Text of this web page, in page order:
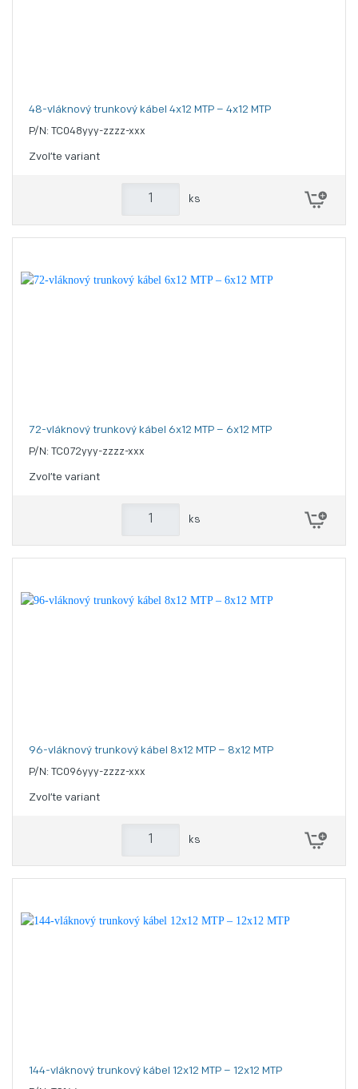
48-vláknový trunkový kábel 4x12 MTP – 4x12 MTP
P/N: TC048yyy-zzzz-xxx
Zvoľte variant
ks
72-vláknový trunkový kábel 6x12 MTP – 6x12 MTP
P/N: TC072yyy-zzzz-xxx
Zvoľte variant
ks
96-vláknový trunkový kábel 8x12 MTP – 8x12 MTP
P/N: TC096yyy-zzzz-xxx
Zvoľte variant
ks
144-vláknový trunkový kábel 12x12 MTP – 12x12 MTP